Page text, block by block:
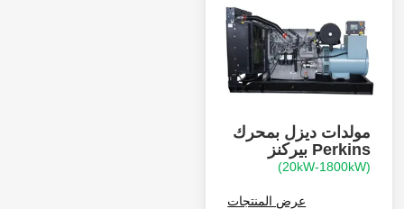
مولدات ديزل بمحرك
Perkins بيركنز
(20kW-1800kW)
عرض المنتجات